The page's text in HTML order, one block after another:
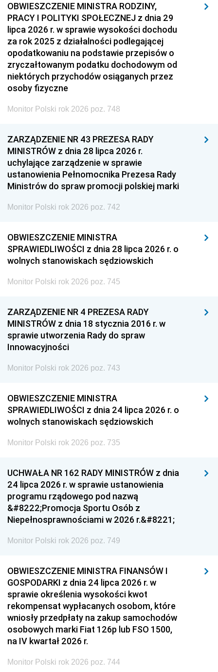
OBWIESZCZENIE MINISTRA RODZINY,
PRACY I POLITYKI SPOŁECZNEJ z dnia 29
lipca 2026 r. w sprawie wysokości dochodu
za rok 2025 z działalności podlegającej
opodatkowaniu na podstawie przepisów o
zryczałtowanym podatku dochodowym od
niektórych przychodów osiąganych przez
osoby fizyczne
Monitor Polski rok 2026 poz. 748
ZARZĄDZENIE NR 43 PREZESA RADY
MINISTRÓW z dnia 28 lipca 2026 r.
uchylające zarządzenie w sprawie
ustanowienia Pełnomocnika Prezesa Rady
Ministrów do spraw promocji polskiej marki
Monitor Polski rok 2026 poz. 742
OBWIESZCZENIE MINISTRA
SPRAWIEDLIWOŚCI z dnia 28 lipca 2026 r. o
wolnych stanowiskach sędziowskich
Monitor Polski rok 2026 poz. 745
ZARZĄDZENIE NR 4 PREZESA RADY
MINISTRÓW z dnia 18 stycznia 2016 r. w
sprawie utworzenia Rady do spraw
Innowacyjności
Monitor Polski rok 2026 poz. 743
OBWIESZCZENIE MINISTRA
SPRAWIEDLIWOŚCI z dnia 24 lipca 2026 r. o
wolnych stanowiskach sędziowskich
Monitor Polski rok 2026 poz. 735
UCHWAŁA NR 162 RADY MINISTRÓW z dnia
24 lipca 2026 r. w sprawie ustanowienia
programu rządowego pod nazwą
&#8222;Promocja Sportu Osób z
Niepełnosprawnościami w 2026 r.&#8221;
Monitor Polski rok 2026 poz. 749
OBWIESZCZENIE MINISTRA FINANSÓW I
GOSPODARKI z dnia 24 lipca 2026 r. w
sprawie określenia wysokości kwot
rekompensat wypłacanych osobom, które
wniosły przedpłaty na zakup samochodów
osobowych marki Fiat 126p lub FSO 1500,
na IV kwartał 2026 r.
Monitor Polski rok 2026 poz. 744